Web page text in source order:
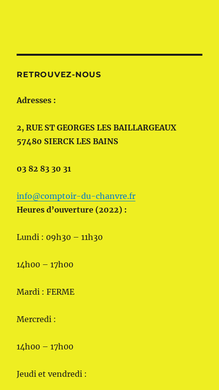
RETROUVEZ-NOUS
Adresses :
2, RUE ST GEORGES LES BAILLARGEAUX
57480 SIERCK LES BAINS
03 82 83 30 31
info@comptoir-du-chanvre.fr
Heures d’ouverture (2022) :
Lundi : 09h30 – 11h30
14h00 – 17h00
Mardi : FERME
Mercredi :
14h00 – 17h00
Jeudi et vendredi :